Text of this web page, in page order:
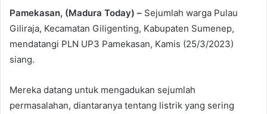
Pamekasan, (Madura Today) – Sejumlah warga Pulau
Giliraja, Kecamatan Giligenting, Kabupaten Sumenep,
mendatangi PLN UP3 Pamekasan, Kamis (25/3/2023)
siang.
Mereka datang untuk mengadukan sejumlah
permasalahan, diantaranya tentang listrik yang sering